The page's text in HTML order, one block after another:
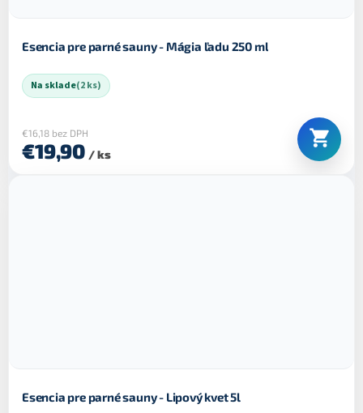
Esencia pre parné sauny - Mágia ľadu 250 ml
Na sklade(2 ks)
€16,18 bez DPH
€19,90 / ks
Esencia pre parné sauny - Lipový kvet 5l